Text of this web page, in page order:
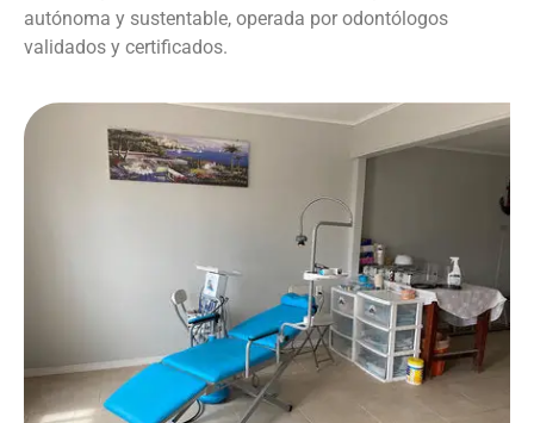
autónoma y sustentable, operada por odontólogos
validados y certificados.